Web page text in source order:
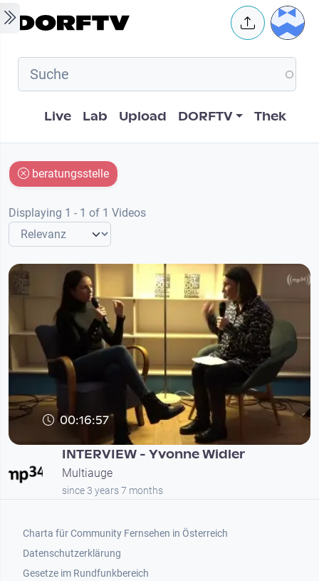
Skip to main content User
Hauptnavigation
Live Lab Upload DORFTV Thek
beratungsstelle
Displaying 1 - 1 of 1 Videos
00:16:57
INTERVIEW - Yvonne Widler
Multiauge
since 3 years 7 months
Footer 1
Charta für Community Fernsehen in Österreich
Datenschutzerklärung
Gesetze im Rundfunkbereich